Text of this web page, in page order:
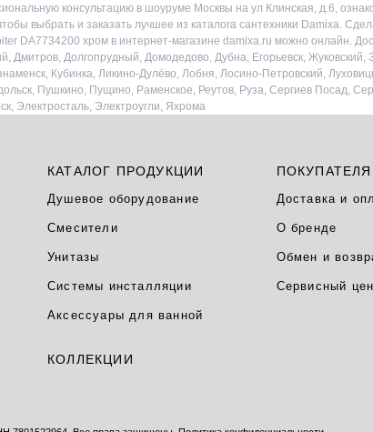
консультацию в шоуруме Москвы на ул Клинская, д.6,
выбрать и заказать лучшее из каталога сантехники Damixa.
DA7734200 хром в интернет-магазине damixa.ru можно онлайн.
Дмитров, Долгопрудный, Домодедово, Дубна, Егорьевск,
Кубинка, Ликино-Дулёво, Лобня, Лосино-Петровский,
Пушкино, Пущино, Раменское, Реутов, Руза, Сергиев Посад,
Электросталь, Электроугли, Яхрома
КАТАЛОГ ПРОДУКЦИИ
Душевое оборудование
Смесители
Унитазы
Системы инсталляции
Аксессуары для ванной
КОЛЛЕКЦИИ
Доставка и
О бренде
Обмен и
Сервисный